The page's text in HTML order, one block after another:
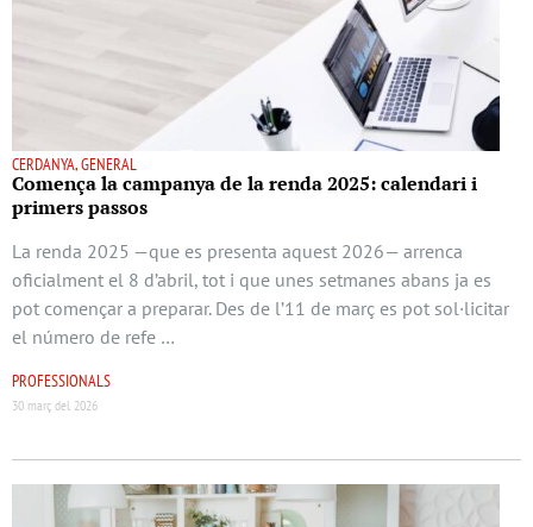
CERDANYA, GENERAL
Comença la campanya de la renda 2025: calendari i
primers passos
La renda 2025 —que es presenta aquest 2026— arrenca
oficialment el 8 d’abril, tot i que unes setmanes abans ja es
pot començar a preparar. Des de l’11 de març es pot sol·licitar
el número de refe …
PROFESSIONALS
30 març del 2026